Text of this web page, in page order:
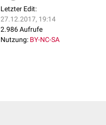
Letzter Edit:
27.12.2017, 19:14
2.986 Aufrufe
Nutzung: BY-NC-SA